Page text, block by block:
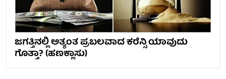
ಜಗತ್ತಿನಲ್ಲಿ ಅತ್ಯಂತ ಪ್ರಬಲವಾದ ಕರೆನ್ಸಿ ಯಾವುದು
ಗೊತ್ತಾ? (ಹಣಕ್ಲಾಸು)